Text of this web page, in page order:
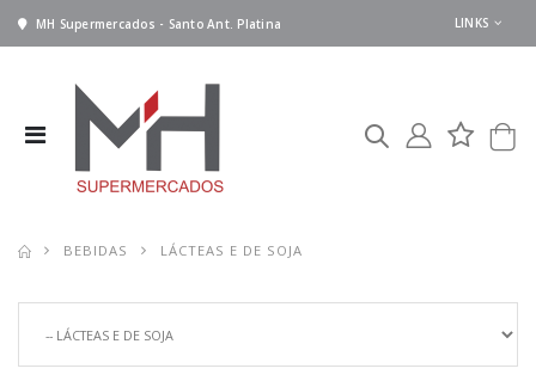
MH Supermercados - Santo Ant. Platina LINKS
BEBIDAS LÁCTEAS E DE SOJA